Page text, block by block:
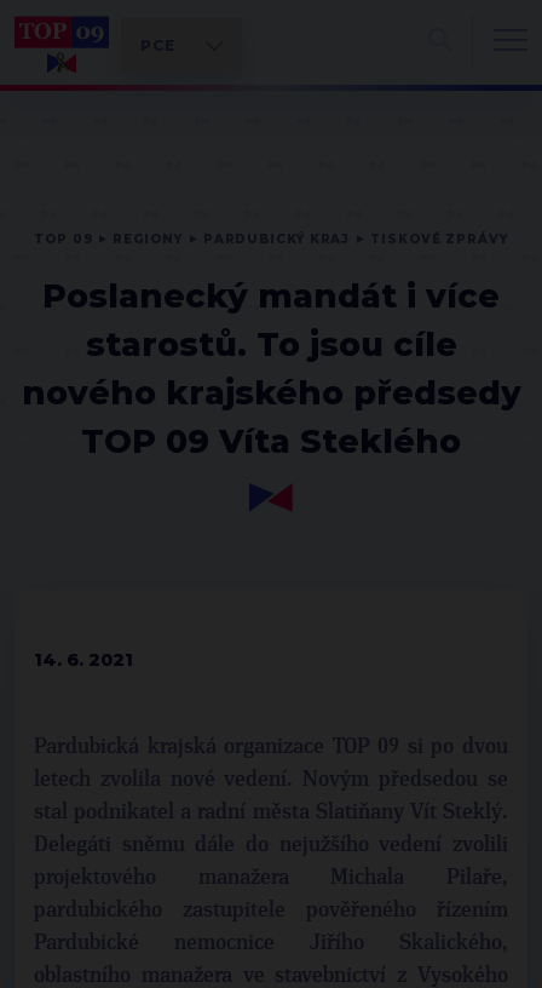
Poslanecký mandát i více
starostů. To jsou cíle
nového krajského předsedy
TOP 09 Víta Steklého
14. 6. 2021
Pardubická krajská organizace TOP 09 si po dvou
letech zvolila nové vedení. Novým předsedou se
stal podnikatel a radní města Slatiňany Vít Steklý.
Delegáti sněmu dále do nejužšího vedení zvolili
projektového manažera Michala Pilaře,
pardubického zastupitele pověřeného řízením
Pardubické nemocnice Jiřího Skalického,
oblastního manažera ve stavebnictví z Vysokého